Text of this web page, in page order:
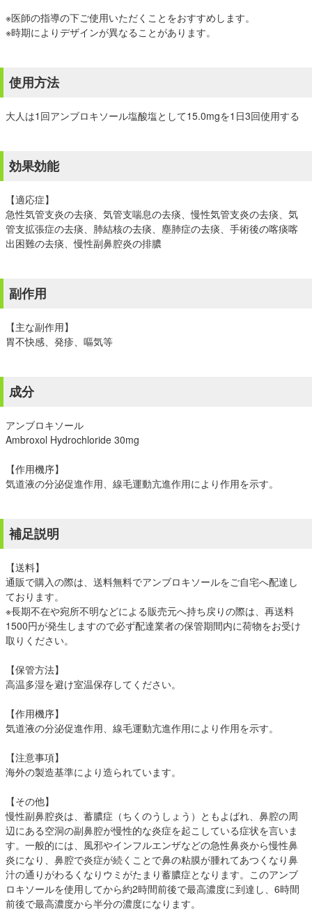
※医師の指導の下ご使用いただくことをおすすめします。
※時期によりデザインが異なることがあります。
使用方法
大人は1回アンブロキソール塩酸塩として15.0mgを1日3回使用する
効果効能
【適応症】
急性気管支炎の去痰、気管支喘息の去痰、慢性気管支炎の去痰、気
管支拡張症の去痰、肺結核の去痰、塵肺症の去痰、手術後の喀痰喀
出困難の去痰、慢性副鼻腔炎の排膿
副作用
【主な副作用】
胃不快感、発疹、嘔気等
成分
アンブロキソール
Ambroxol Hydrochloride 30mg
【作用機序】
気道液の分泌促進作用、線毛運動亢進作用により作用を示す。
補足説明
【送料】
通販で購入の際は、送料無料でアンブロキソールをご自宅へ配達し
ております。
※長期不在や宛所不明などによる販売元へ持ち戻りの際は、再送料
1500円が発生しますので必ず配達業者の保管期間内に荷物をお受け
取りください。
【保管方法】
高温多湿を避け室温保存してください。
【作用機序】
気道液の分泌促進作用、線毛運動亢進作用により作用を示す。
【注意事項】
海外の製造基準により造られています。
【その他】
慢性副鼻腔炎は、蓄膿症（ちくのうしょう）ともよばれ、鼻腔の周
辺にある空洞の副鼻腔が慢性的な炎症を起こしている症状を言いま
す。一般的には、風邪やインフルエンザなどの急性鼻炎から慢性鼻
炎になり、鼻腔で炎症が続くことで鼻の粘膜が腫れてあつくなり鼻
汁の通りがわるくなりウミがたまり蓄膿症となります。このアンブ
ロキソールを使用してから約2時間前後で最高濃度に到達し、6時間
前後で最高濃度から半分の濃度になります。